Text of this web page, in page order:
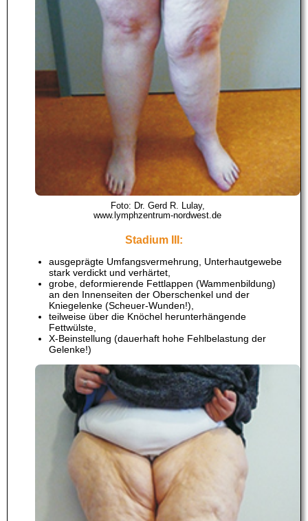
Foto: Dr. Gerd R. Lulay,
www.lymphzentrum-nordwest.de
Stadium III:
ausgeprägte Umfangsvermehrung, Unterhautgewebe
stark verdickt und verhärtet,
grobe, deformierende Fettlappen (Wammenbildung)
an den Innenseiten der Oberschenkel und der
Kniegelenke (Scheuer-Wunden!),
teilweise über die Knöchel herunterhängende
Fettwülste,
X-Beinstellung (dauerhaft hohe Fehlbelastung der
Gelenke!)